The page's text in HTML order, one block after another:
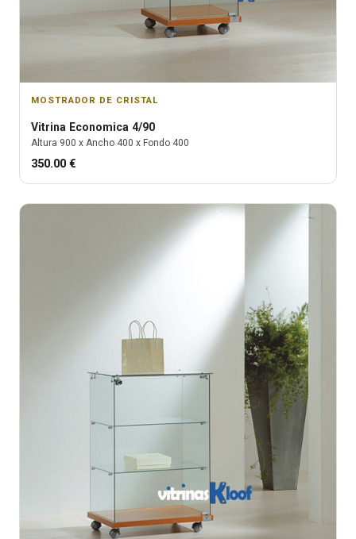
MOSTRADOR DE CRISTAL
Vitrina Economica 4/90
Altura 900 x Ancho 400 x Fondo 400
350.00 €